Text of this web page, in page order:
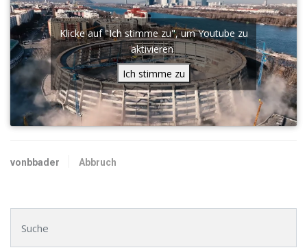
Klicke auf "Ich stimme zu", um Youtube zu
aktivieren
Ich stimme zu
vonbbader Abbruch